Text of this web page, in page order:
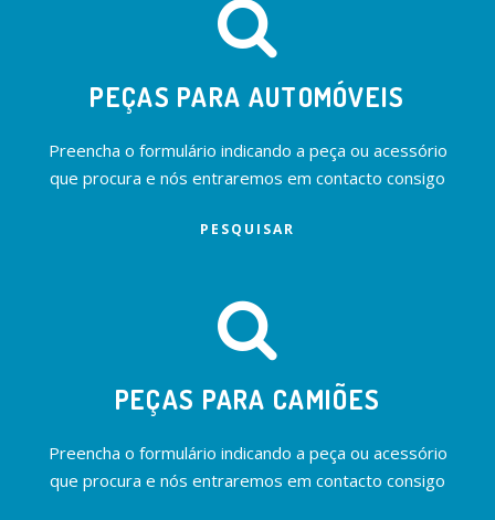
PEÇAS PARA AUTOMÓVEIS
Preencha o formulário indicando a peça ou acessório
que procura e nós entraremos em contacto consigo
PESQUISAR
PEÇAS PARA CAMIÕES
Preencha o formulário indicando a peça ou acessório
que procura e nós entraremos em contacto consigo